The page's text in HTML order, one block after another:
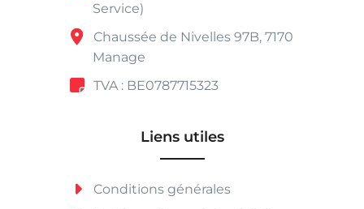
Service)
Chaussée de Nivelles 97B, 7170
Manage
TVA : BE0787715323
Liens utiles
Conditions générales